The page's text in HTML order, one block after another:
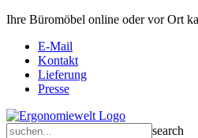
Ihre Büromöbel online oder vor Ort
E-Mail
Kontakt
Lieferung
Presse
search